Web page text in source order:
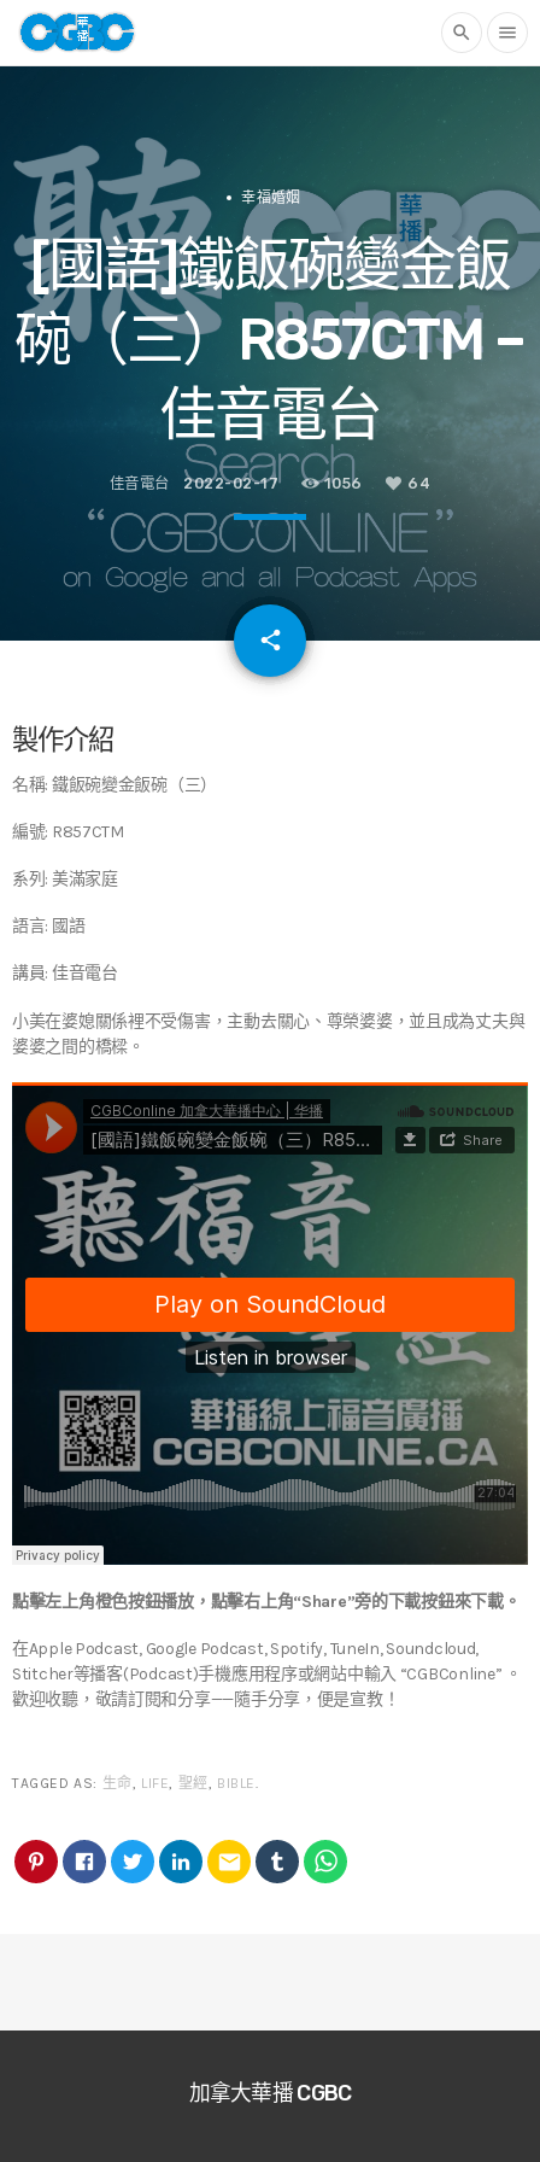
search menu
幸福婚姻
[國語]鐵飯碗變金飯
碗（三）R857CTM –
佳音電台
佳音電台 2022-02-17 1056 64
share
email
製作介紹
名稱: 鐵飯碗變金飯碗（三）
編號: R857CTM
系列: 美滿家庭
語言: 國語
講員: 佳音電台
小美在婆媳關係裡不受傷害，主動去關心、尊榮婆婆，並且成為丈夫與
婆婆之間的橋樑。
點擊左上角橙色按鈕播放，點擊右上角“Share”旁的下載按鈕來下載。
在Apple Podcast, Google Podcast, Spotify, TuneIn, Soundcloud,
Stitcher等播客(Podcast)手機應用程序或網站中輸入 “CGBConline” 。
歡迎收聽，敬請訂閱和分享——隨手分享，便是宣教！
TAGGED AS: 生命, LIFE, 聖經, BIBLE.
email
加拿大華播 CGBC